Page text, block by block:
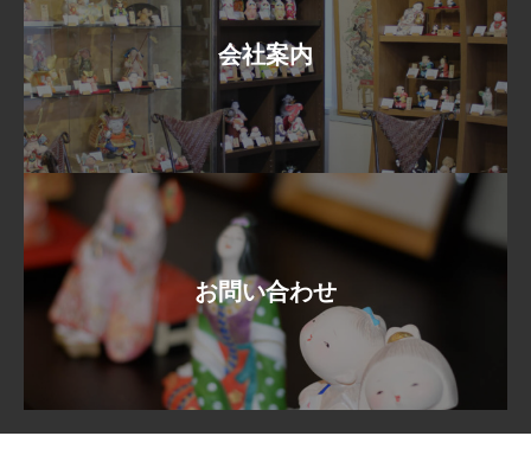
会社案内
お問い合わせ